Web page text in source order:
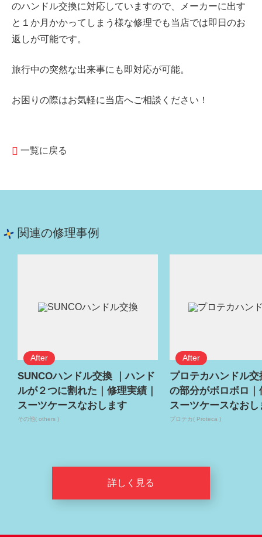
のハンドル交換に対応していますので、メーカーに出す
と１か月かかってしまう様な修理でも当店では即日のお
返しが可能です。
旅行中の突然な出来事にも即対応が可能。
お困りの際はお気軽に当店へご相談ください！
一覧に戻る
関連の修理事例
SUNCOハンドル交換 ｜ハンド
ルが２つに割れた｜修理実績｜
スーツケースなおします
その他( others )
プロテカハンドル
の部分がボロボロ｜
スーツケースなおし
プロテカ( Proteca )
詳しく見る